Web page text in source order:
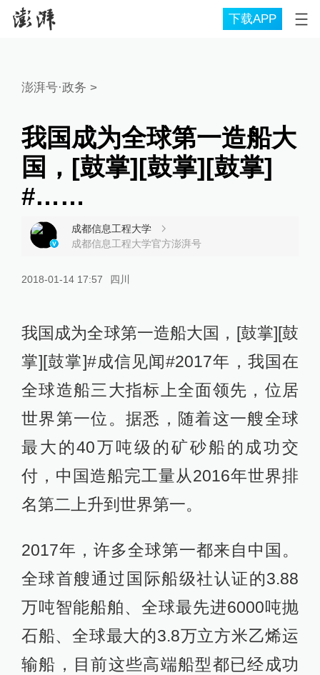
下载APP
澎湃号·政务 >
我国成为全球第一造船大
国，[鼓掌][鼓掌][鼓掌]
#……
成都信息工程大学
成都信息工程大学官方澎湃号
2018-01-14 17:57 四川
我国成为全球第一造船大国，[鼓掌][鼓
掌][鼓掌]#成信见闻#2017年，我国在
全球造船三大指标上全面领先，位居
世界第一位。据悉，随着这一艘全球
最大的40万吨级的矿砂船的成功交
付，中国造船完工量从2016年世界排
名第二上升到世界第一。
2017年，许多全球第一都来自中国。
全球首艘通过国际船级社认证的3.88
万吨智能船舶、全球最先进6000吨抛
石船、全球最大的3.8万立方米乙烯运
输船，目前这些高端船型都已经成功